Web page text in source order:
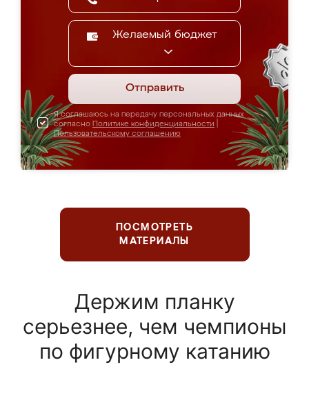
Желаемый бюджет
Отправить
Я соглашаюсь на передачу персональных данных
согласно Политике конфиденциальности
Пользовательскому соглашению
ПОСМОТРЕТЬ
МАТЕРИАЛЫ
Держим планку
серьезнее, чем чемпионы
по фигурному катанию